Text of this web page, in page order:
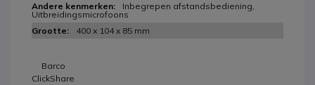
Inbegrepen afstandsbediening,
Uitbreidingsmicrofoons
400 x 104 x 85 mm
Barco
ClickShare